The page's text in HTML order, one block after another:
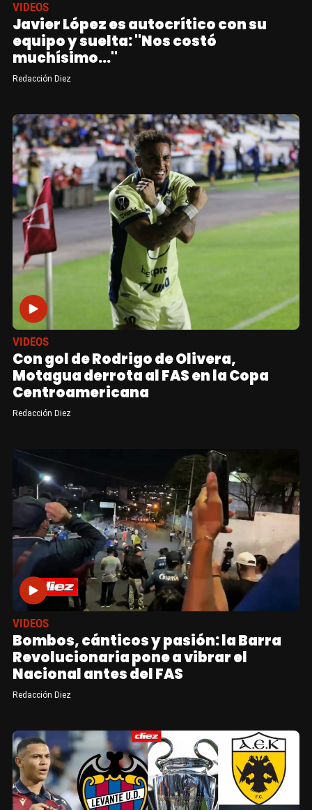
VIDEOS
Javier López es autocrítico con su
equipo y suelta: "Nos costó
muchísimo..."
Redacción Diez
VIDEOS
Con gol de Rodrigo de Olivera,
Motagua derrota al FAS en la Copa
Centroamericana
Redacción Diez
VIDEOS
Bombos, cánticos y pasión: la Barra
Revolucionaria pone a vibrar el
Nacional antes del FAS
Redacción Diez